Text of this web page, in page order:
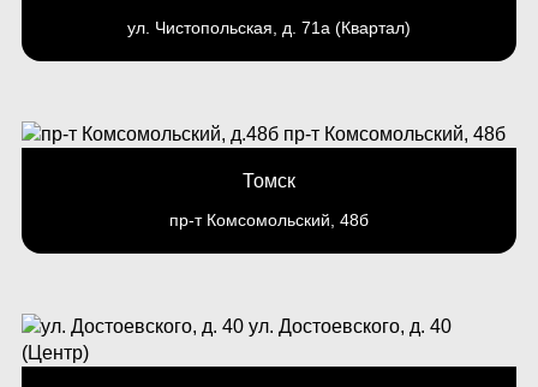
ул. Чистопольская, д. 71а (Квартал)
Томск
пр-т Комсомольский, 48б